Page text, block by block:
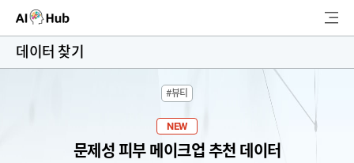
AI-Hub
AI 데이터찾기
색
데이터 찾기
#뷰티
NEW
문제성 피부 메이크업 추천 데이터